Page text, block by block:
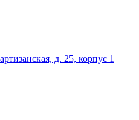
д. 25, корпус 1